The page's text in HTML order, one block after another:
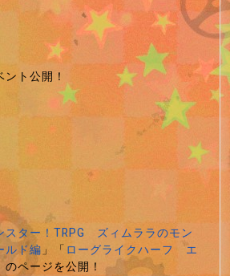
ト公開！
スター！TRPG ズィムララのモン
ルド編」「ローグライクハーフ エ
のページを公開！